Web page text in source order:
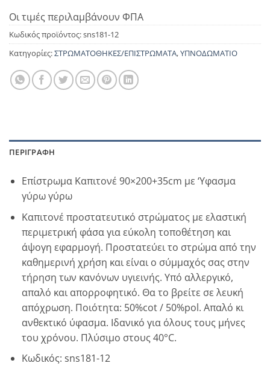
Οι τιμές περιλαμβάνουν ΦΠΑ
Κωδικός προϊόντος:sns181-12
Κατηγορίες:ΣΤΡΩΜΑΤΟΘΗΚΕΣ/ΕΠΙΣΤΡΩΜΑΤΑ,ΥΠΝΟΔΩΜΑΤΙΟ
ΠΕΡΙΓΡΑΦΉ
Επίστρωμα Καπιτονέ 90×200+35cm με ‘Υφασμα
γύρω γύρω
Καπιτονέ προστατευτικό στρώματος με ελαστική
περιμετρική φάσα για εύκολη τοποθέτηση και
άψογη εφαρμογή. Προστατεύει το στρώμα από την
καθημερινή χρήση και είναι ο σύμμαχός σας στην
τήρηση των κανόνων υγιεινής. Υπό αλλεργικό,
απαλό και απορροφητικό. Θα το βρείτε σε λευκή
απόχρωση. Ποιότητα: 50%cot / 50%pol. Απαλό κι
ανθεκτικό ύφασμα. Ιδανικό για όλους τους μήνες
του χρόνου. Πλύσιμο στους 40°C.
Κωδικός: sns181-12